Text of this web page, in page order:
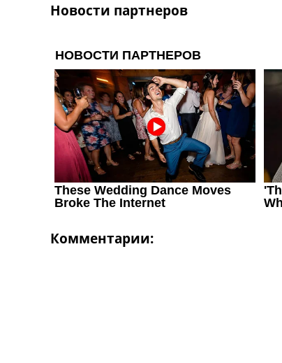
Конкурс прогнозов
Правила
Коллективный прогноз
Турниры
Чемпионат Мира
Украина. Премьер-Лига
Украина. Первая Лига
Лига Чемпионов
Англия. Премьер Лига
Испания. Ла Лига
Другие Турниры >>>
Украина. Премьер-Лига
Новости партнеров
Комментарии: